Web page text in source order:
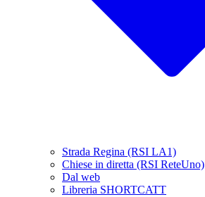
Strada Regina (RSI LA1)
Chiese in diretta (RSI ReteUno)
Dal web
Libreria SHORTCATT